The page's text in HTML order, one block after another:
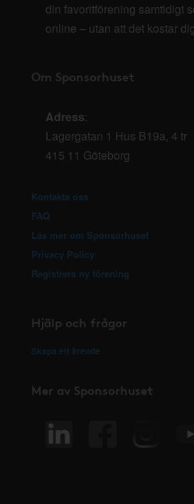
din favoritförening samtidigt
online – utan att det kostar
Om Sponsorhuset
Adress:
Lagergatan 1 Hus B19a, 4 tr
415 11 Göteborg
Kontakta oss
FAQ
Läs mer om Sponsorhuset
Privacy Policy
Registrera ny förening
Hjälp och frågor
Skapa ett ärende
Mer av Sponsorhuset